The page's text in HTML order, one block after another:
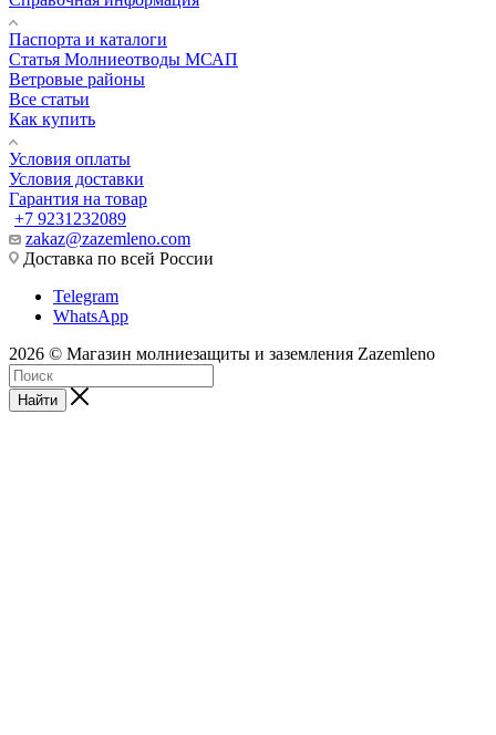
Паспорта и каталоги
Статья Молниеотводы МСАП
Ветровые районы
Все статьи
Как купить
Условия оплаты
Условия доставки
Гарантия на товар
+7 9231232089
zakaz@zazemleno.com
Доставка по всей России
Telegram
WhatsApp
2026 © Магазин молниезащиты и заземления Zazemleno
Найти